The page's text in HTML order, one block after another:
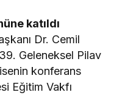
katıldı
Dr. Cemil
Geleneksel Pilav
konferans
Eğitim Vakfı